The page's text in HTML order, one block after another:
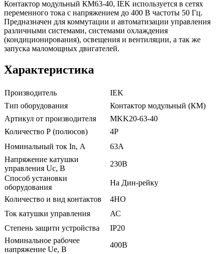
Контактор модульный КМ63-40, IEK используется в сетях
переменного тока с напряжением до 400 В частоты 50 Гц.
Предназначен для коммутации и автоматизации управления
различными системами, системами охлаждения
(кондиционирования), освещения и вентиляции, а так же
запуска маломощных двигателей.
Характеристика
Производитель
IEK
Тип оборудования
Контактор модульный (КМ)
Артикул от производителя
MKK20-63-40
Количество Р (полюсов)
4Р
Номинальный ток In, А
63А
Напряжение катушки
управления Uc, В
230В
Способ установки
оборудования
На Дин-рейку
Количество и вид контактов
4НО
Ток катушки управления
АС
Степень защити устройства
ІР20
Номинальное рабочее
напряжение Ue, В
400В